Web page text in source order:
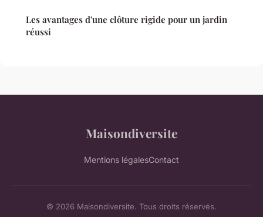
Les avantages d'une clôture rigide pour un jardin
réussi
Maisondiversite
Mentions légalesContact
© 2026 Maisondiversite. Tous droits réservés.